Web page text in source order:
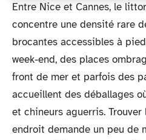
Entre Nice et Cannes, le
concentre une densité rare
brocantes accessibles à
week-end, des places
front de mer et parfois des
accueillent des déballages
et chineurs aguerris.
endroit demande un peu de